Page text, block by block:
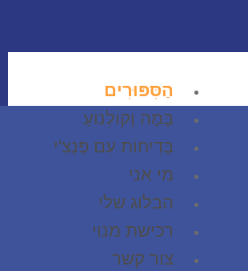
הַסִּפּוּרִים
בָּמָה וְקוֹלְנוֹעַ
בְּדִיחוֹת עִם פַּנְצִ'י
מי אני
הבלוג שלי
רכישת מנוי
צור קשר